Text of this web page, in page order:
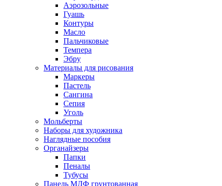
Аэрозольные
Гуашь
Контуры
Масло
Пальчиковые
Темпера
Эбру
Материалы для рисования
Маркеры
Пастель
Сангина
Сепия
Уголь
Мольберты
Наборы для художника
Наглядные пособия
Органайзеры
Папки
Пеналы
Тубусы
Панель МДФ грунтованная